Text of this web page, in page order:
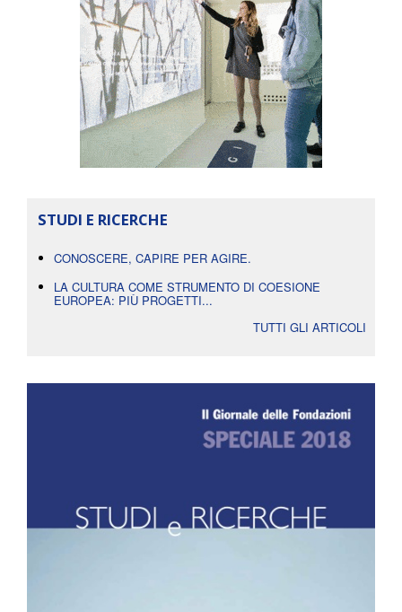
STUDI E RICERCHE
CONOSCERE, CAPIRE PER AGIRE.
LA CULTURA COME STRUMENTO DI COESIONE
EUROPEA: PIÙ PROGETTI...
TUTTI GLI ARTICOLI